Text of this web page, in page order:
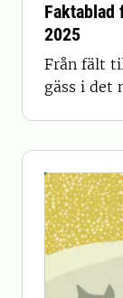
Faktablad
2025
Från fält
gäss i det